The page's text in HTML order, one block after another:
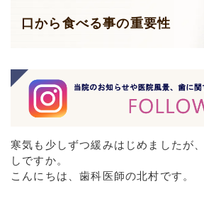
口から食べる事の重要性
寒気も少しずつ緩みはじめましたが
しですか。
こんにちは、歯科医師の北村です。